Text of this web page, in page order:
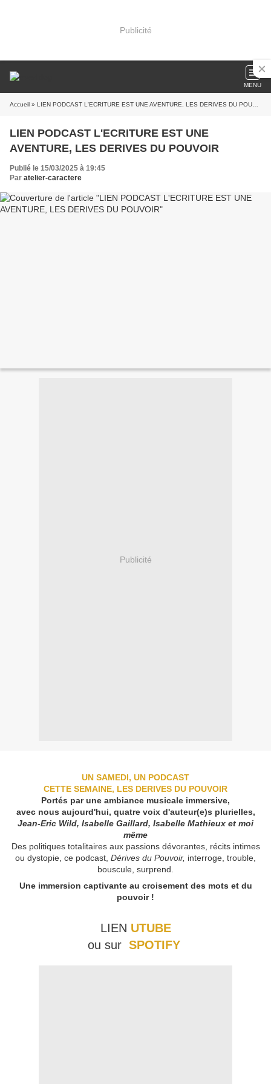
Publicité
MENU
Accueil » LIEN PODCAST L'ECRITURE EST UNE AVENTURE, LES DERIVES DU POUVOIR
LIEN PODCAST L'ECRITURE EST UNE
AVENTURE, LES DERIVES DU POUVOIR
Publié le 15/03/2025 à 19:45
Par atelier-caractere
Publicité
UN SAMEDI, UN PODCAST
CETTE SEMAINE, LES DERIVES DU POUVOIR
Portés par une ambiance musicale immersive,
avec nous aujourd'hui, quatre voix d'auteur(e)s plurielles,
Jean-Eric Wild, Isabelle Gaillard, Isabelle Mathieux et moi
même
Des politiques totalitaires aux passions dévorantes, récits intimes
ou dystopie, ce podcast, Dérives du Pouvoir, interroge, trouble,
bouscule, surprend.
Une immersion captivante au croisement des mots et du
pouvoir !
LIEN UTUBE
ou sur SPOTIFY